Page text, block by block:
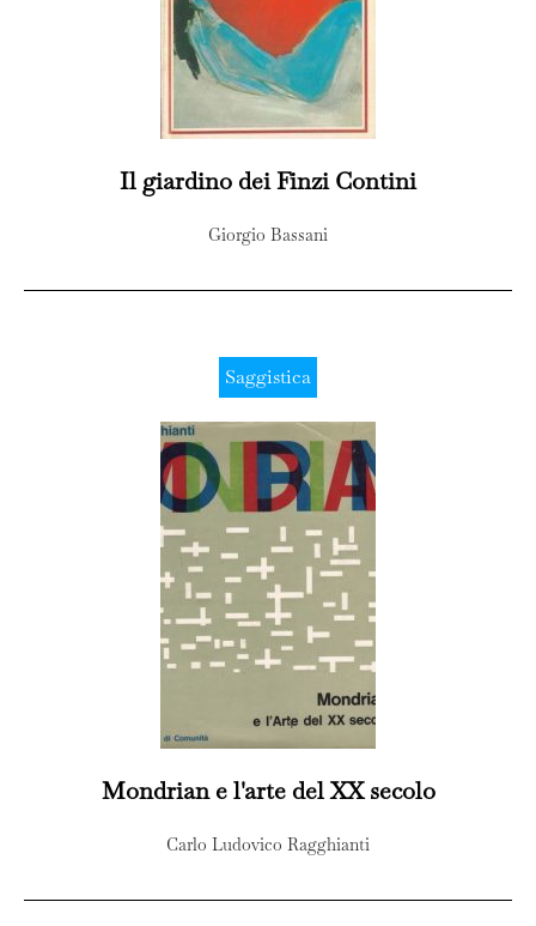
Il giardino dei Finzi Contini
Giorgio Bassani
Saggistica
Mondrian e l'arte del XX secolo
Carlo Ludovico Ragghianti